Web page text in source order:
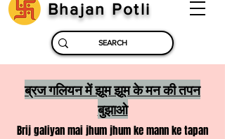
Bhajan Potli
ब्रज गलियन में झूम झूम के मन की तपन
बुझाओ
Brij galiyan mai jhum jhum ke mann ke tapan